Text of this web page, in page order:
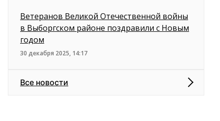
Ветеранов Великой Отечественной войны
в Выборгском районе поздравили с Новым
годом
30 декабря 2025, 14:17
Все новости